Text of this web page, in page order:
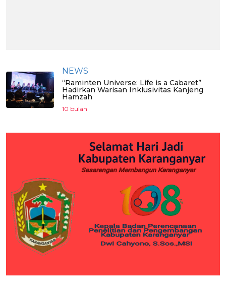
NEWS
“Raminten Universe: Life is a Cabaret”
Hadirkan Warisan Inklusivitas Kanjeng
Hamzah
10 bulan